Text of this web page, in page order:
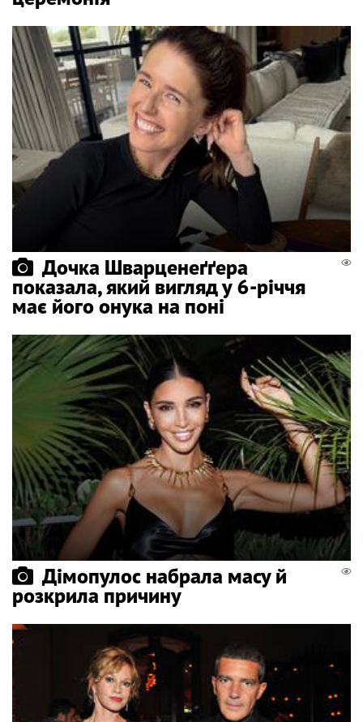
Дочка Шварценеґґера
показала, який вигляд у 6-річчя
має його онука на поні
Дімопулос набрала масу й
розкрила причину